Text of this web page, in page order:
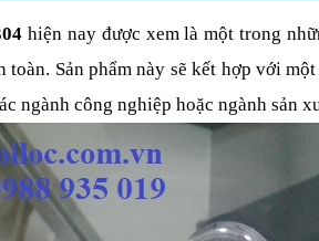
hiện nay được xem là một trong
toàn. Sản phẩm này sẽ kết hợp với
ngành công nghiệp hoặc ngành sản